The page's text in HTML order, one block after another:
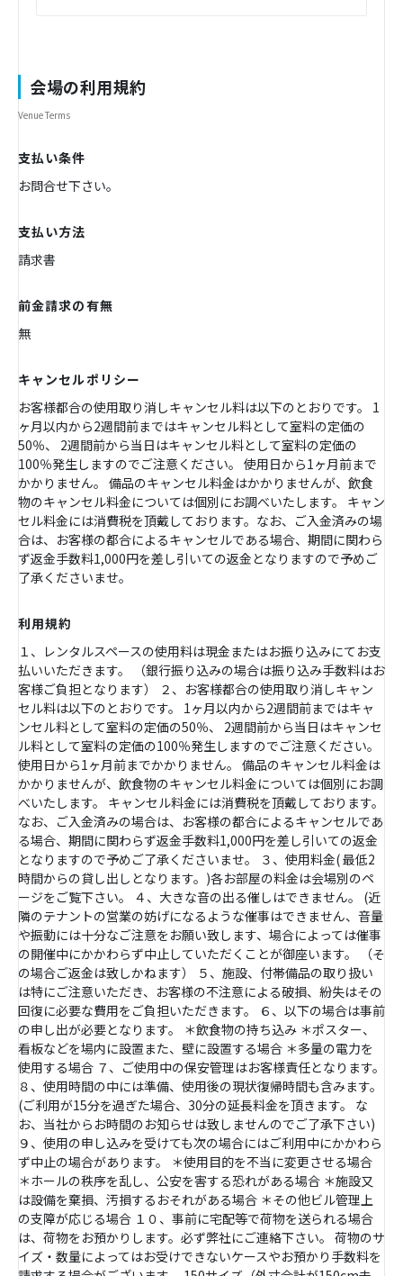
会場の利用規約
Venue Terms
支払い条件
お問合せ下さい。
支払い方法
請求書
前金請求の有無
無
キャンセルポリシー
お客様都合の使用取り消しキャンセル料は以下のとおりです。 1
ヶ月以内から2週間前まではキャンセル料として室料の定価の
50％、 2週間前から当日はキャンセル料として室料の定価の
100％発生しますのでご注意ください。 使用日から1ヶ月前まで
かかりません。 備品のキャンセル料金はかかりませんが、飲食
物のキャンセル料金については個別にお調べいたします。 キャン
セル料金には消費税を頂戴しております。なお、ご入金済みの場
合は、お客様の都合によるキャンセルである場合、期間に関わら
ず返金手数料1,000円を差し引いての返金となりますので予めご
了承くださいませ。
利用規約
１、レンタルスペースの使用料は現金またはお振り込みにてお支
払いいただきます。 （銀行振り込みの場合は振り込み手数料はお
客様ご負担となります） ２、お客様都合の使用取り消しキャン
セル料は以下のとおりです。 1ヶ月以内から2週間前まではキャ
ンセル料として室料の定価の50％、 2週間前から当日はキャンセ
ル料として室料の定価の100％発生しますのでご注意ください。
使用日から1ヶ月前までかかりません。 備品のキャンセル料金は
かかりませんが、飲食物のキャンセル料金については個別にお調
べいたします。 キャンセル料金には消費税を頂戴しております。
なお、ご入金済みの場合は、お客様の都合によるキャンセルであ
る場合、期間に関わらず返金手数料1,000円を差し引いての返金
となりますので予めご了承くださいませ。 ３、使用料金( 最低2
時間からの貸し出しとなります。)各お部屋の料金は会場別のペ
ージをご覧下さい。 ４、大きな音の出る催しはできません。 (近
隣のテナントの営業の妨げになるような催事はできません、音量
や振動には十分なご注意をお願い致します、場合によっては催事
の開催中にかかわらず中止していただくことが御座います。 （そ
の場合ご返金は致しかねます） ５、施設、付帯備品の取り扱い
は特にご注意いただき、お客様の不注意による破損、紛失はその
回復に必要な費用をご負担いただきます。 ６、以下の場合は事前
の申し出が必要となります。 ＊飲食物の持ち込み ＊ポスター、
看板などを場内に設置また、壁に設置する場合 ＊多量の電力を
使用する場合 ７、ご使用中の保安管理はお客様責任となります。
８、使用時間の中には準備、使用後の現状復帰時間も含みます。
(ご利用が15分を過ぎた場合、30分の延長料金を頂きます。 な
お、当社からお時間のお知らせは致しませんのでご了承下さい)
９、使用の申し込みを受けても次の場合にはご利用中にかかわら
ず中止の場合があります。 ＊使用目的を不当に変更させる場合
＊ホールの秩序を乱し、公安を害する恐れがある場合 ＊施設又
は設備を棄損、汚損するおそれがある場合 ＊その他ビル管理上
の支障が応じる場合 １０、事前に宅配等で荷物を送られる場合
は、荷物をお預かりします。必ず弊社にご連絡下さい。 荷物のサ
イズ・数量によってはお受けできないケースやお預かり手数料を